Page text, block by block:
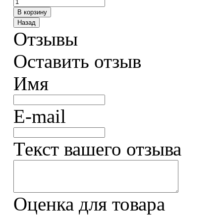
Отзывы
Оставить отзыв
Имя
E-mail
Текст вашего отзыва
Оценка для товара